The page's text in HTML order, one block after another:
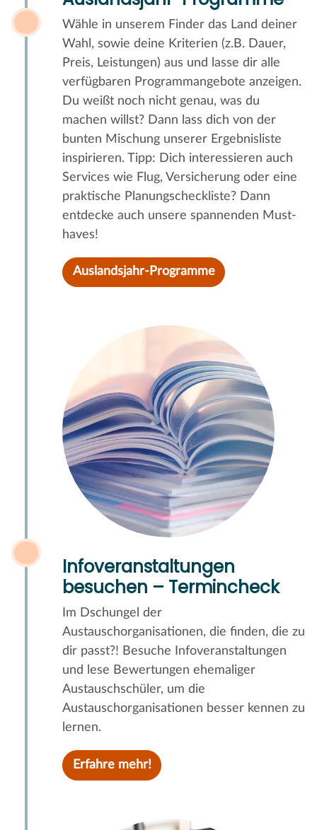
Wähle in unserem Finder das Land deiner
Wahl, sowie deine Kriterien (z.B. Dauer,
Preis, Leistungen) aus und lasse dir alle
verfügbaren Programmangebote anzeigen.
Du weißt noch nicht genau, was du
machen willst? Dann lass dich von der
bunten Mischung unserer Ergebnisliste
inspirieren. Tipp: Dich interessieren auch
Services wie Flug, Versicherung oder eine
praktische Planungscheckliste? Dann
entdecke auch unsere spannenden Must-
haves!
Auslandsjahr-Programme
Infoveranstaltungen
besuchen – Termincheck
Im Dschungel der
Austauschorganisationen, die finden, die zu
dir passt?! Besuche Infoveranstaltungen
und lese Bewertungen ehemaliger
Austauschschüler, um die
Austauschorganisationen besser kennen zu
lernen.
Erfahre mehr!